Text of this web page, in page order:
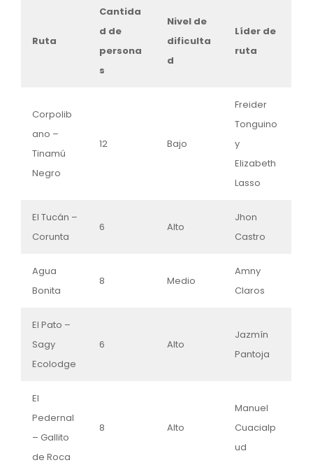
Ruta
Cantida
d de
persona
s
Nivel de
dificulta
d
Líder de
ruta
Corpolib
ano –
Tinamú
Negro
12 Bajo
Freider
Tonguino
y
Elizabeth
Lasso
El Tucán –
Corunta
6 Alto
Jhon
Castro
Agua
Bonita
8 Medio
Amny
Claros
El Pato –
Sagy
Ecolodge
6 Alto
Jazmín
Pantoja
El
Pedernal
– Gallito
de Roca
8 Alto
Manuel
Cuacialp
ud